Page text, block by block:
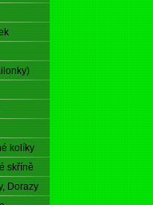
kolíky
skříně
Dorazy